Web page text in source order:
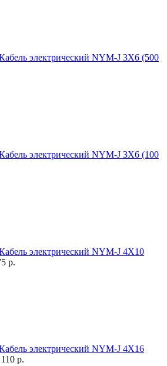
электрический NYM-J 3X6 (500
электрический NYM-J 3X6 (100
электрический NYM-J 4X10
р.
электрический NYM-J 4X16
110 р.